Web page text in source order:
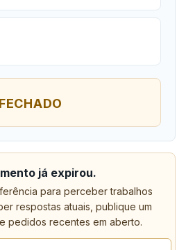
FECHADO
já expirou.
para perceber trabalhos
respostas atuais, publique um
pedidos recentes em aberto.